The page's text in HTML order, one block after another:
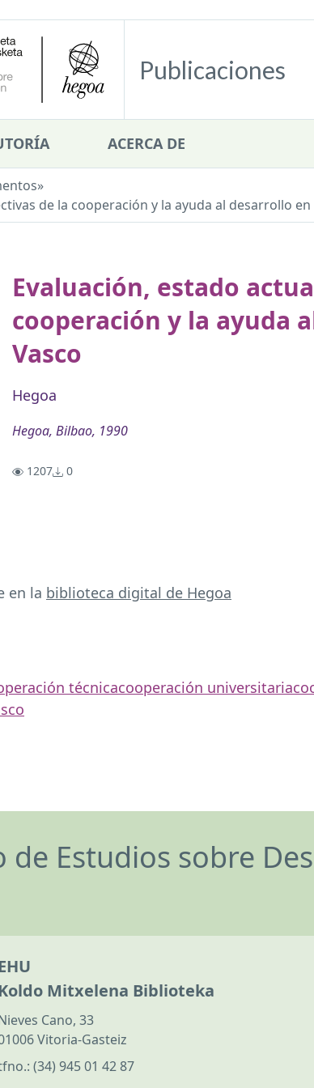
Publicaciones
ACERCA DE
»
de la cooperación y la ayuda al desarrollo en
Evaluación, estado
cooperación y la ayuda
Vasco
Hegoa
Hegoa, Bilbao, 1990
1207 0
en la biblioteca digital de Hegoa
técnicacooperación universitaria
Estudios sobre
Mitxelena Biblioteka
Cano, 33
Vitoria-Gasteiz
(34) 945 01 42 87